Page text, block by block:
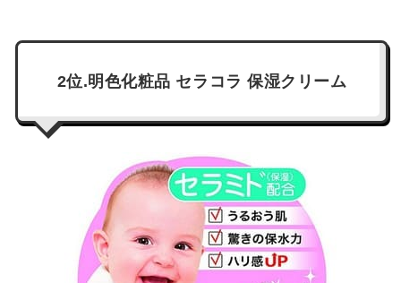
2位.明色化粧品 セラコラ 保湿クリーム